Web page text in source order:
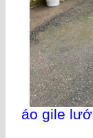
áo gile